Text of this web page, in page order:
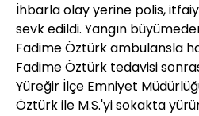
İhbarla olay yerine polis,
sevk edildi. Yangın
Fadime Öztürk ambulansla
Fadime Öztürk tedavisi
Yüreğir İlçe Emniyet
Öztürk ile M.S.'yi sokakta